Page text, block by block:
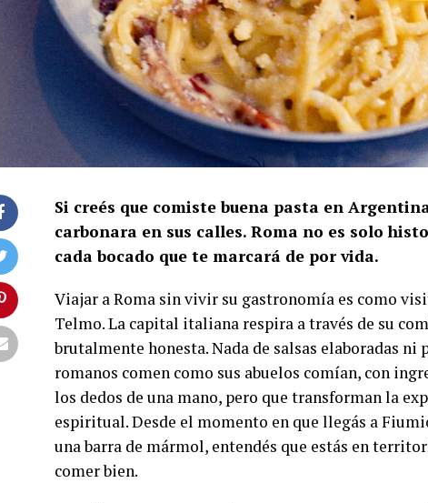
Si creés que comiste buena pasta en
carbonara en sus calles. Roma no es solo
cada bocado que te marcará de por vida.
Viajar a Roma sin vivir su gastronomía es como
Telmo. La capital italiana respira a través de su
brutalmente honesta. Nada de salsas elaboradas ni
romanos comen como sus abuelos comían, con
los dedos de una mano, pero que transforman la
espiritual. Desde el momento en que llegás a
una barra de mármol, entendés que estás en
comer bien.